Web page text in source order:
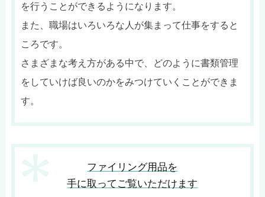
を行うことができるようになります。
また、職場はいろいろな人が集まって仕事をすると
ころです。
さまざまな考え方がある中で、どのように書類管理
をしていけば良いのかをみつけていくことができま
す。
ファイリング用品を
手に取ってご覧いただけます